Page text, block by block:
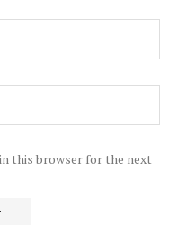
this browser for the next